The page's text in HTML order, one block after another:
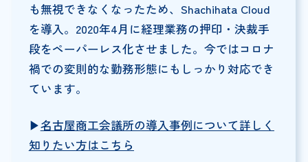
も無視できなくなったため、Shachihata Cloud
を導入。2020年4月に経理業務の押印・決裁手
段をペーパーレス化させました。今ではコロナ
禍での変則的な勤務形態にもしっかり対応でき
ています。
▶︎名古屋商工会議所の導入事例について詳しく
知りたい方はこちら